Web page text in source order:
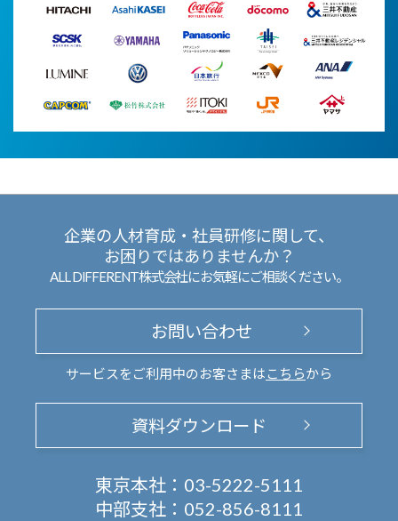
企業の人材育成・社員研修に関して、
お困りではありませんか？
ALL DIFFERENT株式会社にお気軽にご相談ください。
お問い合わせ
サービスをご利用中のお客さまは こちらから
資料ダウンロード
東京本社： 03-5222-5111
中部支社： 052-856-8111